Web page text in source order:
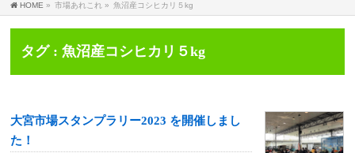
HOME » 市場あれこれ » 魚沼産コシヒカリ５kg
タグ : 魚沼産コシヒカリ５kg
大宮市場スタンプラリー2023 を開催しまし
た！